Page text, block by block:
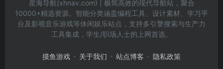
星海导航(xhnav.com) | 极简高效的现代导航站，聚合
10000+精选资源。智能分类涵盖编程工具、设计素材、学习平
台及影视音乐游戏等休闲娱乐站点，支持多引擎搜索与生产力
工具集成，学生/职场人士的上网首选。
摸鱼游戏 关于我们 站点博客 隐私政策